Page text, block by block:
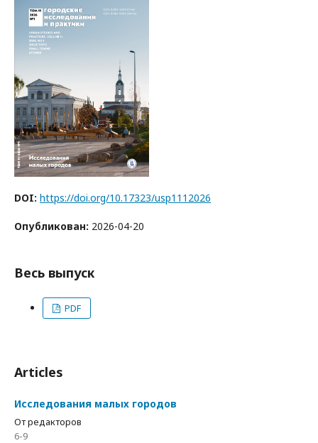
DOI: https://doi.org/10.17323/usp1112026
Опубликован: 2026-04-20
Весь выпуск
PDF
Articles
Исследования малых городов
От редакторов
6-9